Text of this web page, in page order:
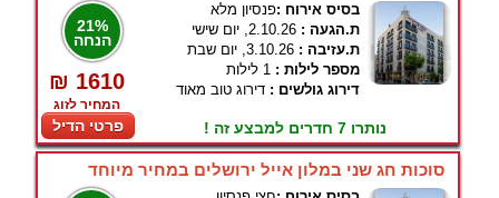
21%
הנחה
₪ 1610
המחיר לזוג
פרטי הדיל
בסיס אירוח :פנסיון מלא
ת.הגעה : 2.10.26, יום שישי
ת.עזיבה : 3.10.26, יום שבת
מספר לילות : 1 לילות
דירוג גולשים : דירוג טוב מאוד
נותרו 7 חדרים למבצע זה !
סוכות חג שני במלון אייל ירושלים במחיר מיוחד